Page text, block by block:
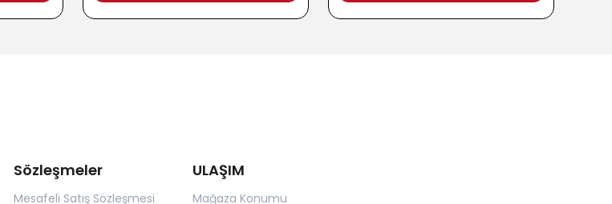
Sözleşmeler
Mesafeli Satış Sözleşmesi
ULAŞIM
Mağaza Konumu